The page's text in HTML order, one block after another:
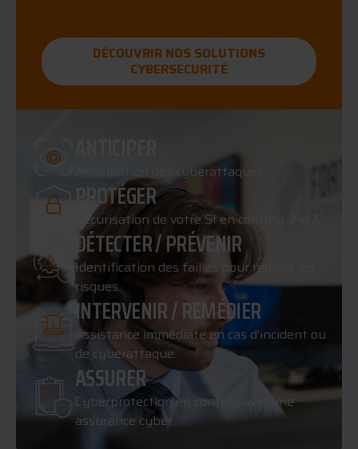
DÉCOUVRIR NOS SOLUTIONS
CYBERSECURITÉ
Anticipation des cyberattaques.
PROTÉGER
Sécurisation de votre SI en continu, 24/7.
DÉTECTER / PRÉVENIR
Identification des failles pour réduire les
risques.
INTERVENIR / REMÉDIER
Assistance immédiate en cas d’incident ou
de cyberattaque.
ASSURER
Cyberprotection en continu avec une
assurance cyber.